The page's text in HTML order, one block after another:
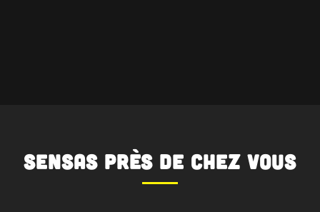
SENSAS près de chez vous